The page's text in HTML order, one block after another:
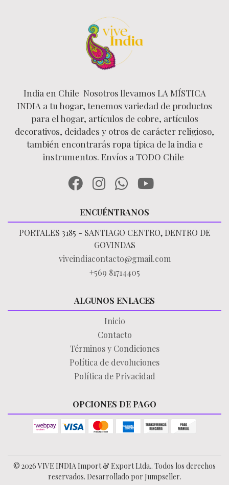
India en Chile Nosotros llevamos LA MÍSTICA
INDIA a tu hogar, tenemos variedad de productos
para el hogar, artículos de cobre, artículos
decorativos, deidades y otros de carácter religioso,
también encontrarás ropa típica de la india e
instrumentos. Envíos a TODO Chile
ENCUÉNTRANOS
PORTALES 3185 - SANTIAGO CENTRO, DENTRO DE
GOVINDAS
viveindiacontacto@gmail.com
+569 81714405
ALGUNOS ENLACES
Inicio
Contacto
Términos y Condiciones
Política de devoluciones
Política de Privacidad
OPCIONES DE PAGO
© 2026 VIVE INDIA Import & Export Ltda.. Todos los derechos
reservados. Desarrollado por Jumpseller.